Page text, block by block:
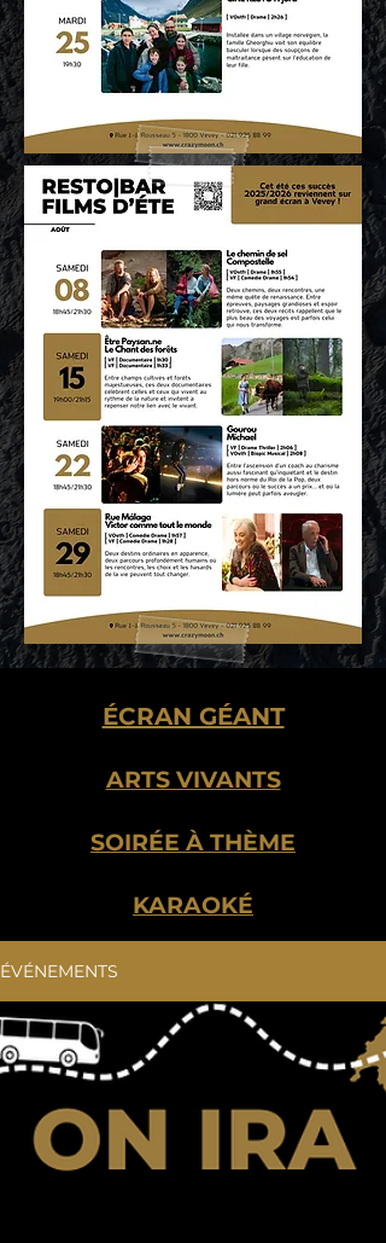
ÉCRAN GÉANT
ARTS VIVANTS
SOIRÉE À THÈME
KARAOKÉ
ÉVÉNEMENTS